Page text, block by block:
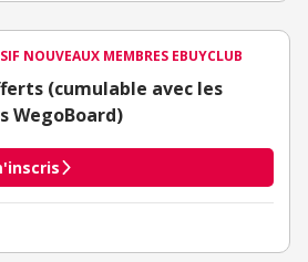
NOUVEAUX MEMBRES EBUYCLUB
(cumulable avec les
WegoBoard)